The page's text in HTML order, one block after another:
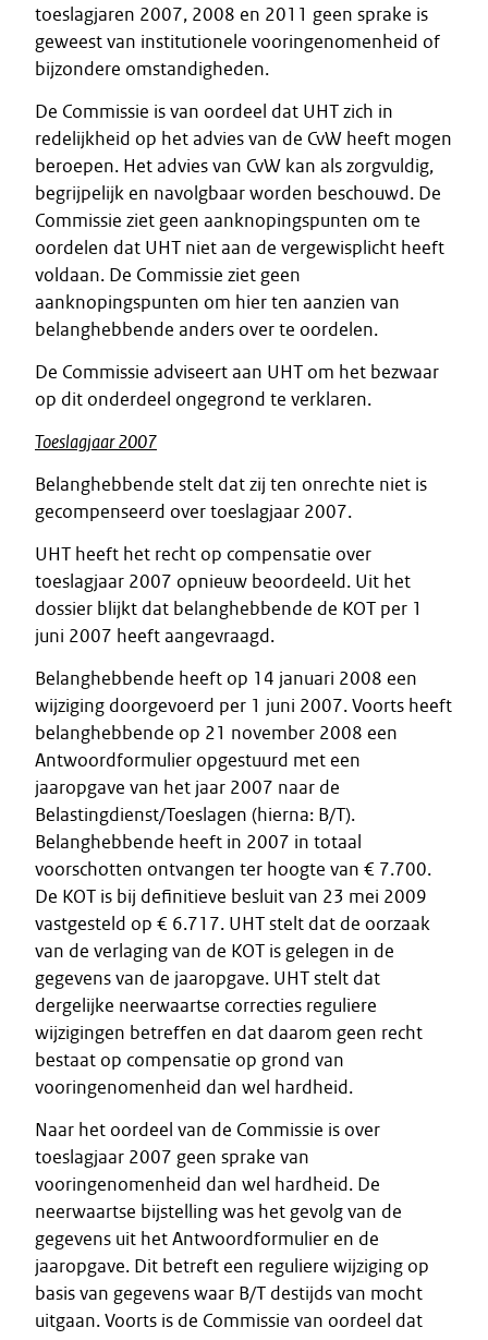
toeslagjaren 2007, 2008 en 2011 geen sprake is
geweest van institutionele vooringenomenheid of
bijzondere omstandigheden.
De Commissie is van oordeel dat UHT zich in
redelijkheid op het advies van de CvW heeft mogen
beroepen. Het advies van CvW kan als zorgvuldig,
begrijpelijk en navolgbaar worden beschouwd. De
Commissie ziet geen aanknopingspunten om te
oordelen dat UHT niet aan de vergewisplicht heeft
voldaan. De Commissie ziet geen
aanknopingspunten om hier ten aanzien van
belanghebbende anders over te oordelen.
De Commissie adviseert aan UHT om het bezwaar
op dit onderdeel ongegrond te verklaren.
Toeslagjaar 2007
Belanghebbende stelt dat zij ten onrechte niet is
gecompenseerd over toeslagjaar 2007.
UHT heeft het recht op compensatie over
toeslagjaar 2007 opnieuw beoordeeld. Uit het
dossier blijkt dat belanghebbende de KOT per 1
juni 2007 heeft aangevraagd.
Belanghebbende heeft op 14 januari 2008 een
wijziging doorgevoerd per 1 juni 2007. Voorts heeft
belanghebbende op 21 november 2008 een
Antwoordformulier opgestuurd met een
jaaropgave van het jaar 2007 naar de
Belastingdienst/Toeslagen (hierna: B/T).
Belanghebbende heeft in 2007 in totaal
voorschotten ontvangen ter hoogte van € 7.700.
De KOT is bij definitieve besluit van 23 mei 2009
vastgesteld op € 6.717. UHT stelt dat de oorzaak
van de verlaging van de KOT is gelegen in de
gegevens van de jaaropgave. UHT stelt dat
dergelijke neerwaartse correcties reguliere
wijzigingen betreffen en dat daarom geen recht
bestaat op compensatie op grond van
vooringenomenheid dan wel hardheid.
Naar het oordeel van de Commissie is over
toeslagjaar 2007 geen sprake van
vooringenomenheid dan wel hardheid. De
neerwaartse bijstelling was het gevolg van de
gegevens uit het Antwoordformulier en de
jaaropgave. Dit betreft een reguliere wijziging op
basis van gegevens waar B/T destijds van mocht
uitgaan. Voorts is de Commissie van oordeel dat